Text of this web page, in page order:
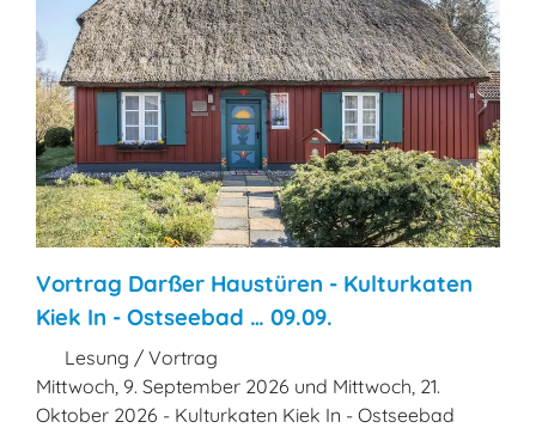
Vortrag Darßer Haustüren - Kulturkaten
Kiek In - Ostseebad … 09.09.
Lesung / Vortrag
Mittwoch, 9. September 2026 und Mittwoch, 21.
Oktober 2026 - Kulturkaten Kiek In - Ostseebad